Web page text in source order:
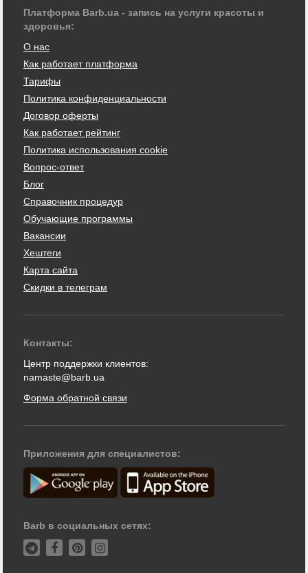
Платформа Barb.ua - запись на услуги красоты и
здоровья:
О нас
Как работает платформа
Тарифы
Политика конфиденциальности
Договор оферты
Как работает рейтинг
Политика использования cookie
Вопрос-ответ
Блог
Справочник процедур
Обучающие программы
Вакансии
Хештеги
Карта сайта
Скидки в телеграм
Контакты:
Центр поддержки клиентов:
namaste@barb.ua
Форма обратной связи
Приложения для специалистов:
Barb в социальных сетях: